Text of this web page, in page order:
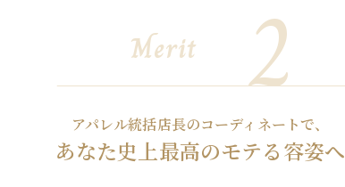
Merit 2
アパレル統括店長のコーディネートで、
あなた史上最高のモテる容姿へ